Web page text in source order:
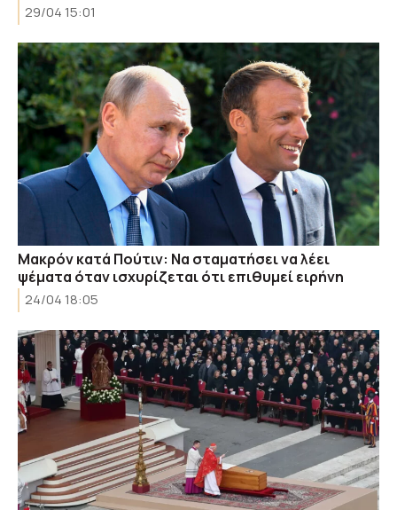
29/04 15:01
Μακρόν κατά Πούτιν: Nα σταματήσει να λέει
ψέματα όταν ισχυρίζεται ότι επιθυμεί ειρήνη
24/04 18:05